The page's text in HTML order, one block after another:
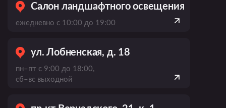
Салон ландшафтного освещения
ежедневно с 10:00 до 19:00
ул. Лобненская, д. 18
пн–пт с 9:00 до 18:00,
сб–вс выходной